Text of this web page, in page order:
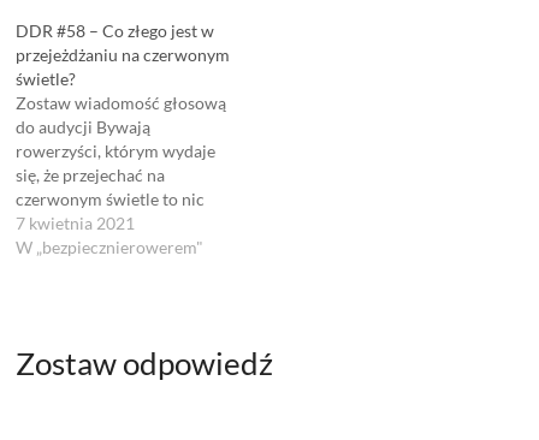
DDR #58 – Co złego jest w
przejeżdżaniu na czerwonym
świetle?
Zostaw wiadomość głosową
do audycji Bywają
rowerzyści, którym wydaje
się, że przejechać na
czerwonym świetle to nic
złego. Szczególnie po
upewnieniu się, że nikomu
rozliczać z tego faktu, chcę
7 kwietnia 2021
W „bezpiecznierowerem"
Zostaw odpowiedź